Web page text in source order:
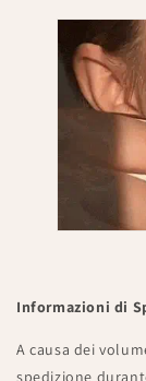
Informazioni di
A causa dei
spedizione